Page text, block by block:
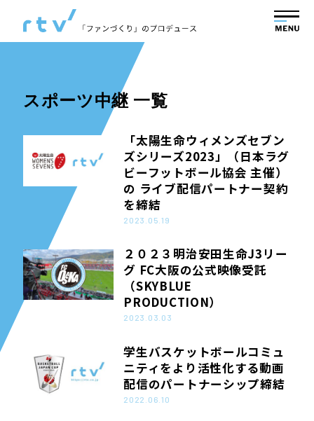
スポーツ中継 一覧
「太陽生命ウィメンズセブン
ズシリーズ2023」（日本ラグ
ビーフットボール協会 主催）
の ライブ配信パートナー契約
を締結
2023.05.19
２０２３明治安田生命J3リー
グ FC大阪の公式映像受託
（SKYBLUE
PRODUCTION）
2023.03.03
学生バスケットボールコミュ
ニティをより活性化する動画
配信のパートナーシップ締結
2022.06.10